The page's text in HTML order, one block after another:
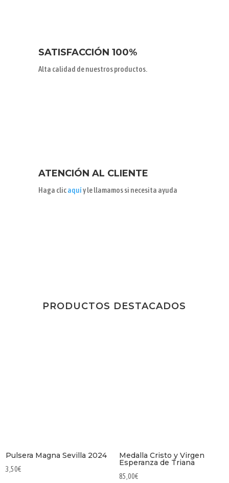
SATISFACCIÓN 100%
Alta calidad de nuestros productos.
ATENCIÓN AL CLIENTE
Haga clicaquíy le llamamos si necesita ayuda
PRODUCTOS DESTACADOS
Pulsera Magna Sevilla 2024
3,50€
Medalla Cristo y Virgen
Esperanza de Triana
85,00€